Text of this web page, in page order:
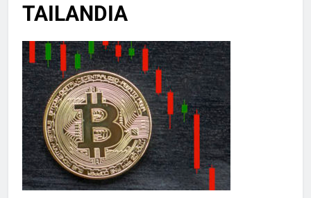
TAILANDIA